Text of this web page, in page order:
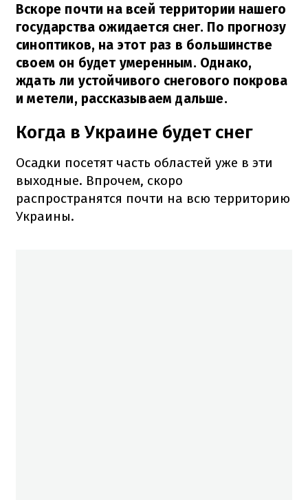
Вскоре почти на всей территории нашего
государства ожидается снег. По прогнозу
синоптиков, на этот раз в большинстве
своем он будет умеренным. Однако,
ждать ли устойчивого снегового покрова
и метели, рассказываем дальше.
Когда в Украине будет снег
Осадки посетят часть областей уже в эти
выходные. Впрочем, скоро
распространятся почти на всю территорию
Украины.